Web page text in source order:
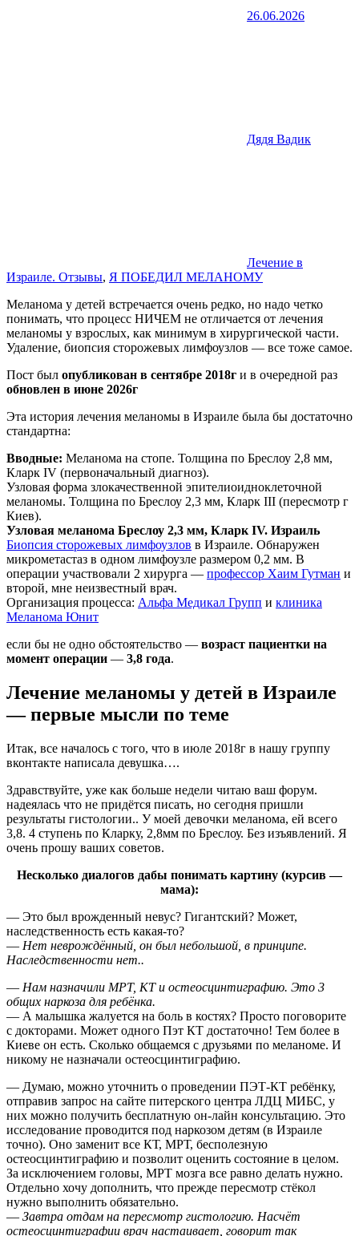
26.06.2026
Дядя Вадик
Лечение в
Израиле. Отзывы, Я ПОБЕДИЛ МЕЛАНОМУ
Меланома у детей встречается очень редко, но надо четко
понимать, что процесс НИЧЕМ не отличается от лечения
меланомы у взрослых, как минимум в хирургической части.
Удаление, биопсия сторожевых лимфоузлов — все тоже самое.
Пост был опубликован в сентябре 2018г и в очередной раз
обновлен в июне 2026г
Эта история лечения меланомы в Израиле была бы достаточно
стандартна:
Вводные: Меланома на стопе. Толщина по Бреслоу 2,8 мм,
Кларк IV (первоначальный диагноз).
Узловая форма злокачественной эпителиоидноклеточной
меланомы. Толщина по Бреслоу 2,3 мм, Кларк III (пересмотр г
Киев).
Узловая меланома Бреслоу 2,3 мм, Кларк IV. Израиль
Биопсия сторожевых лимфоузлов в Израиле. Обнаружен
микрометастаз в одном лимфоузле размером 0,2 мм. В
операции участвовали 2 хирурга — профессор Хаим Гутман и
второй, мне неизвестный врач.
Организация процесса: Альфа Медикал Групп и клиника
Меланома Юнит
если бы не одно обстоятельство — возраст пациентки на
момент операции — 3,8 года.
Лечение меланомы у детей в Израиле
— первые мысли по теме
Итак, все началось с того, что в июле 2018г в нашу группу
вконтакте написала девушка….
Здравствуйте, уже как больше недели читаю ваш форум.
надеялась что не придётся писать, но сегодня пришли
результаты гистологии.. У моей девочки меланома, ей всего
3,8. 4 ступень по Кларку, 2,8мм по Бреслоу. Без изъявлений. Я
очень прошу ваших советов.
Несколько диалогов дабы понимать картину (курсив —
мама):
— Это был врожденный невус? Гигантский? Может,
наследственность есть какая-то?
— Нет неврождённый, он был небольшой, в принципе.
Наследственности нет..
— Нам назначили МРТ, КТ и остеосцинтиграфию. Это 3
общих наркоза для ребёнка.
— А малышка жалуется на боль в костях? Просто поговорите
с докторами. Может одного Пэт КТ достаточно! Тем более в
Киеве он есть. Сколько общаемся с друзьями по меланоме. И
никому не назначали остеосцинтиграфию.
— Думаю, можно уточнить о проведении ПЭТ-КТ ребёнку,
отправив запрос на сайте питерского центра ЛДЦ МИБС, у
них можно получить бесплатную он-лайн консультацию. Это
исследование проводится под наркозом детям (в Израиле
точно). Оно заменит все КТ, МРТ, бесполезную
остеосцинтиграфию и позволит оценить состояние в целом.
За исключением головы, МРТ мозга все равно делать нужно.
Отдельно хочу дополнить, что прежде пересмотр стёкол
нужно выполнить обязательно.
— Завтра отдам на пересмотр гистологию. Насчёт
остеосцинтиграфии врач настаивает, говорит так